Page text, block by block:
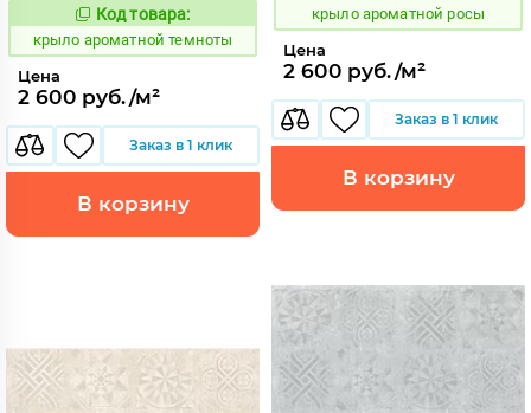
828477
Код товара:
крыло ароматной темноты
Цена
2 600 руб./м²
Заказ в 1 клик
В корзину
крыло ароматной росы
Цена
2 600 руб./м²
Заказ в 1 клик
В корзину